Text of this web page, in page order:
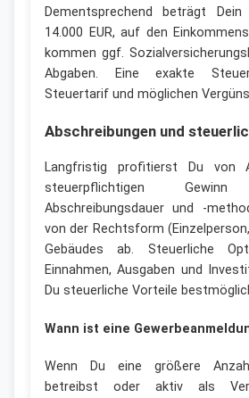
Dementsprechend beträgt
14.000 EUR, auf den
kommen ggf.
Abgaben. Eine exakte
Steuertarif und möglichen
Abschreibungen und
Langfristig profitierst Du von
steuerpflichtigen
Abschreibungsdauer und -
von der Rechtsform
Gebäudes ab. Steuerliche
Einnahmen, Ausgaben und
Du steuerliche Vorteile
Wann ist eine
Wenn Du eine größere
betreibst oder aktiv als